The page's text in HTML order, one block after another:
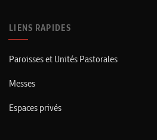
LIENS RAPIDES
Paroisses et Unités Pastorales
Messes
Espaces privés